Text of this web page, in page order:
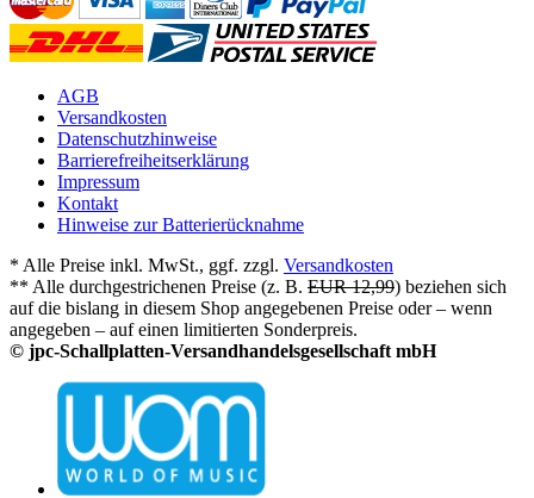
AGB
Versandkosten
Datenschutzhinweise
Barrierefreiheitserklärung
Impressum
Kontakt
Hinweise zur Batterierücknahme
* Alle Preise inkl. MwSt., ggf. zzgl. Versandkosten
** Alle durchgestrichenen Preise (z. B. EUR 12,99) beziehen sich
auf die bislang in diesem Shop angegebenen Preise oder – wenn
angegeben – auf einen limitierten Sonderpreis.
© jpc-Schallplatten-Versandhandelsgesellschaft mbH